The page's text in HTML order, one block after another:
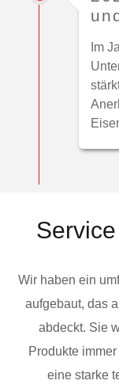
Im
Wir haben ein
aufgebaut, das
abdeckt. Sie
Produkte
eine starke